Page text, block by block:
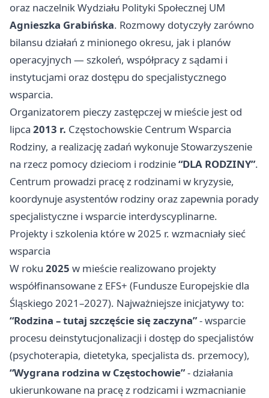
oraz naczelnik Wydziału Polityki Społecznej UM
Agnieszka Grabińska. Rozmowy dotyczyły zarówno
bilansu działań z minionego okresu, jak i planów
operacyjnych — szkoleń, współpracy z sądami i
instytucjami oraz dostępu do specjalistycznego
wsparcia.
Organizatorem pieczy zastępczej w mieście jest od
lipca 2013 r. Częstochowskie Centrum Wsparcia
Rodziny, a realizację zadań wykonuje Stowarzyszenie
na rzecz pomocy dzieciom i rodzinie“DLA RODZINY”.
Centrum prowadzi pracę z rodzinami w kryzysie,
koordynuje asystentów rodziny oraz zapewnia porady
specjalistyczne i wsparcie interdyscyplinarne.
Projekty i szkolenia które w 2025 r. wzmacniały sieć
wsparcia
W roku 2025 w mieście realizowano projekty
współfinansowane z EFS+ (Fundusze Europejskie dla
Śląskiego 2021–2027). Najważniejsze inicjatywy to:
“Rodzina – tutaj szczęście się zaczyna”- wsparcie
procesu deinstytucjonalizacji i dostęp do specjalistów
(psychoterapia, dietetyka, specjalista ds. przemocy),
“Wygrana rodzina w Częstochowie”- działania
ukierunkowane na pracę z rodzicami i wzmacnianie